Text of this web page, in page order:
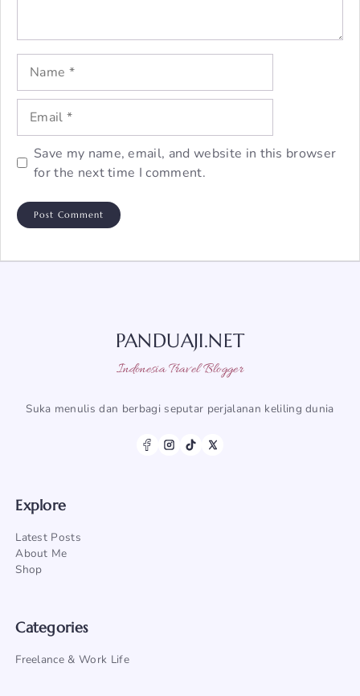
Name
Email
Save my name, email, and website in this browser
for the next time I comment.
PANDUAJI.NET
Indonesia Travel Blogger
Suka menulis dan berbagi seputar perjalanan keliling dunia
Explore
Latest Posts
About Me
Shop
Categories
Freelance & Work Life